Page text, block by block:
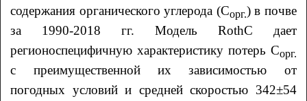
содержания органического углерода (Сорг.) в почве
за 1990-2018 гг. Модель RothC дает
регионоспецифичную характеристику потерь Сорг.
с преимущественной их зависимостью от
погодных условий и средней скоростью 342±54